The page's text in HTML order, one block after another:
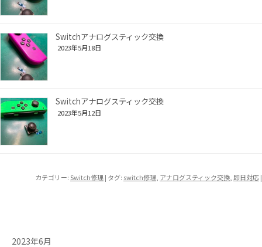
Switchアナログスティック交換
2023年5月18日
Switchアナログスティック交換
2023年5月12日
カテゴリー: Switch修理| タグ: switch修理 アナログスティック交換 即日対応|
2023年6月